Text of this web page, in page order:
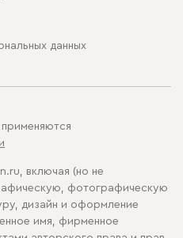
данных
включая (но не
фотографическую
дизайн и оформление
имя, фирменное